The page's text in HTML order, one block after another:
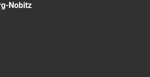
Nobitz